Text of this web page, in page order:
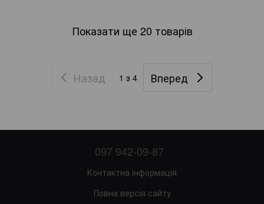
Показати ще 20 товарів
Назад 1 з 4 Вперед
097 942-09-87
Контактна інформація
Повна версія сайту